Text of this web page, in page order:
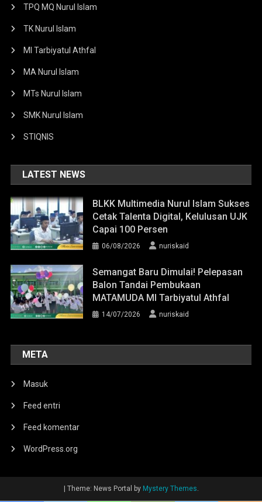
TPQ MQ Nurul Islam
TK Nurul Islam
MI Tarbiyatul Athfal
MA Nurul Islam
MTs Nurul Islam
SMK Nurul Islam
STIQNIS
LATEST NEWS
BLKK Multimedia Nurul Islam Sukses
Cetak Talenta Digital, Kelulusan UJK
Capai 100 Persen
06/08/2026 nuriskaid
Semangat Baru Dimulai! Pelepasan
Balon Tandai Pembukaan
MATAMUDA MI Tarbiyatul Athfal
14/07/2026 nuriskaid
META
Masuk
Feed entri
Feed komentar
WordPress.org
| Theme: News Portal by Mystery Themes